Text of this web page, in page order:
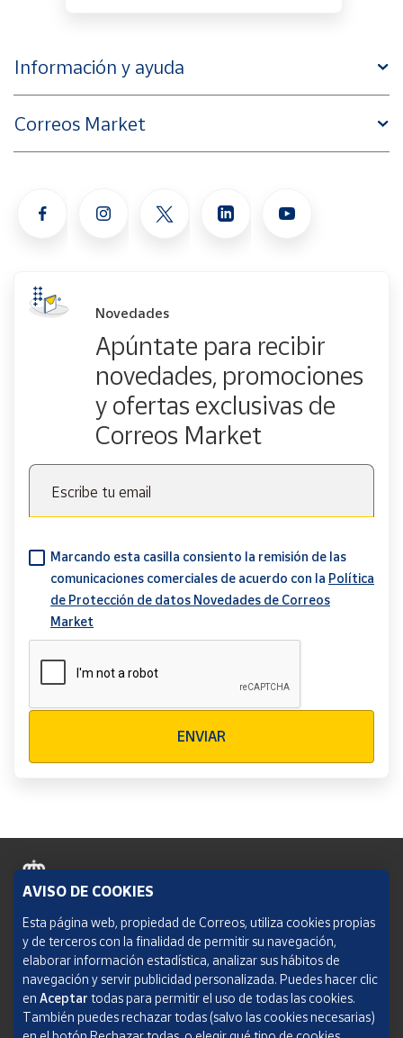
Información y ayuda
Correos Market
Novedades
Apúntate para recibir
novedades, promociones
y ofertas exclusivas de
Correos Market
Escribe tu email
Marcando esta casilla consiento la remisión de las
comunicaciones comerciales de acuerdo con la Política
de Protección de datos Novedades de Correos
Market
ENVIAR
Política de cookies
Aviso legal
Condiciones del servicio
Política de Privacidad Web
AVISO DE COOKIES
Esta página web, propiedad de Correos, utiliza cookies propias
y de terceros con la finalidad de permitir su navegación,
elaborar información estadística, analizar sus hábitos de
navegación y servir publicidad personalizada. Puedes hacer clic
en Aceptar todas para permitir el uso de todas las cookies.
También puedes rechazar todas (salvo las cookies necesarias)